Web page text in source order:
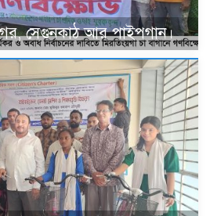
সেগুনকাঠ আর পাইপগান।